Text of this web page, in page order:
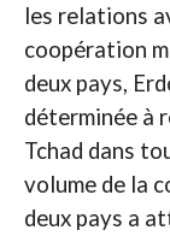
les relations
coopération
deux pays,
déterminée à
Tchad dans
volume de la
deux pays a